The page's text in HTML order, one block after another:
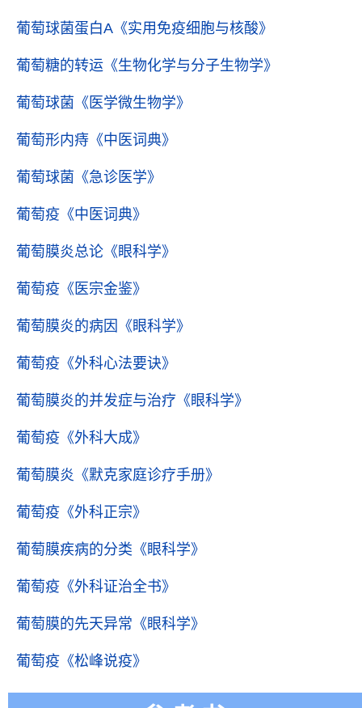
葡萄球菌蛋白A 《实用免疫细胞与核酸》
葡萄糖的转运 《生物化学与分子生物学》
葡萄球菌 《医学微生物学》
葡萄形内痔 《中医词典》
葡萄球菌 《急诊医学》
葡萄疫 《中医词典》
葡萄膜炎总论 《眼科学》
葡萄疫 《医宗金鉴》
葡萄膜炎的病因 《眼科学》
葡萄疫 《外科心法要诀》
葡萄膜炎的并发症与治疗 《眼科学》
葡萄疫 《外科大成》
葡萄膜炎 《默克家庭诊疗手册》
葡萄疫 《外科正宗》
葡萄膜疾病的分类 《眼科学》
葡萄疫 《外科证治全书》
葡萄膜的先天异常 《眼科学》
葡萄疫 《松峰说疫》